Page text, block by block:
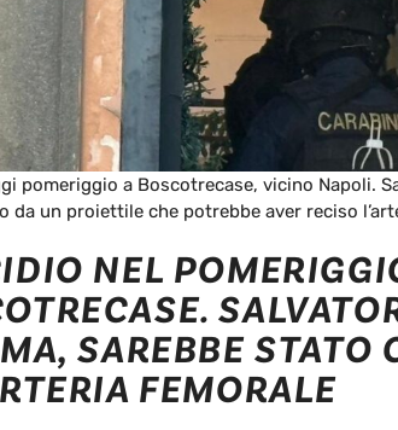
pomeriggio a Boscotrecase, vicino Napoli.
da un proiettile che potrebbe aver reciso
NEL
SAREBBE STATO
FEMORALE